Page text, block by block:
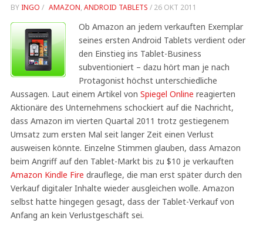
BY INGO / AMAZON, ANDROID TABLETS / 26 OKT 2011
Ob Amazon an jedem verkauften Exemplar
seines ersten Android Tablets verdient oder
den Einstieg ins Tablet-Business
subventioniert – dazu hört man je nach
Protagonist höchst unterschiedliche
Aussagen. Laut einem Artikel von Spiegel Online reagierten
Aktionäre des Unternehmens schockiert auf die Nachricht,
dass Amazon im vierten Quartal 2011 trotz gestiegenem
Umsatz zum ersten Mal seit langer Zeit einen Verlust
ausweisen könnte. Einzelne Stimmen glauben, dass Amazon
beim Angriff auf den Tablet-Markt bis zu $10 je verkauften
Amazon Kindle Fire drauflege, die man erst später durch den
Verkauf digitaler Inhalte wieder ausgleichen wolle. Amazon
selbst hatte hingegen gesagt, dass der Tablet-Verkauf von
Anfang an kein Verlustgeschäft sei.